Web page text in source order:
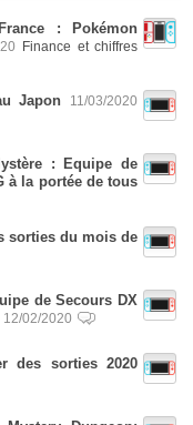
: Pokémon
Finance et chiffres
Japon
11/03/2020
: Equipe de
à la portée de tous
sorties du mois de
de Secours DX
12/02/2020
des sorties 2020